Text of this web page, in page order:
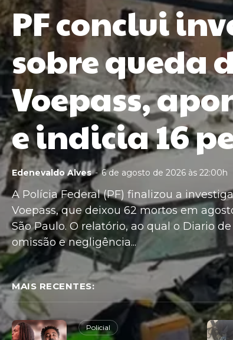
PF conclui
sobre queda
Voepass,
e indicia 16
Edenevaldo Alves - 6 de agosto de 2026 às 22:00h
A Polícia Federal (PF) finalizou a
Voepass, que deixou 62 mortos em
São Paulo. O relatório, ao qual o Diario
omissão e negligência...
MAIS RECENTES:
Policial